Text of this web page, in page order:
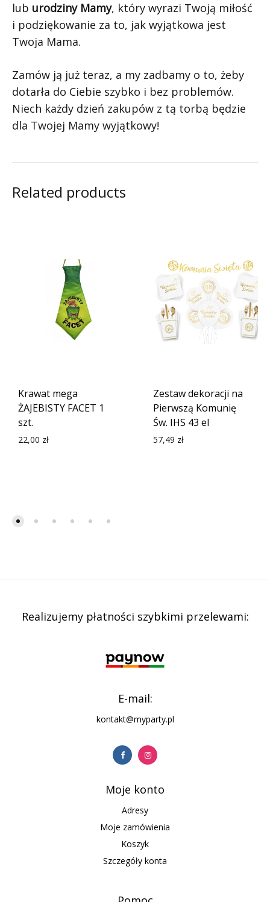
lub urodziny Mamy, który wyrazi Twoją miłość
i podziękowanie za to, jak wyjątkowa jest
Twoja Mama.
Zamów ją już teraz, a my zadbamy o to, żeby
dotarła do Ciebie szybko i bez problemów.
Niech każdy dzień zakupów z tą torbą będzie
dla Twojej Mamy wyjątkowy!
Related products
Krawat mega
ŻAJEBISTY FACET 1
szt.
22,00 zł
Zestaw dekoracji na
Pierwszą Komunię
Św. IHS 43 el
57,49 zł
Realizujemy płatności szybkimi przelewami:
E-mail:
kontakt@myparty.pl
Moje konto
Adresy
Moje zamówienia
Koszyk
Szczegóły konta